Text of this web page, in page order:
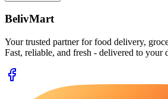
BelivMart
Your trusted partner for food delivery,
Fast, reliable, and fresh - delivered to your